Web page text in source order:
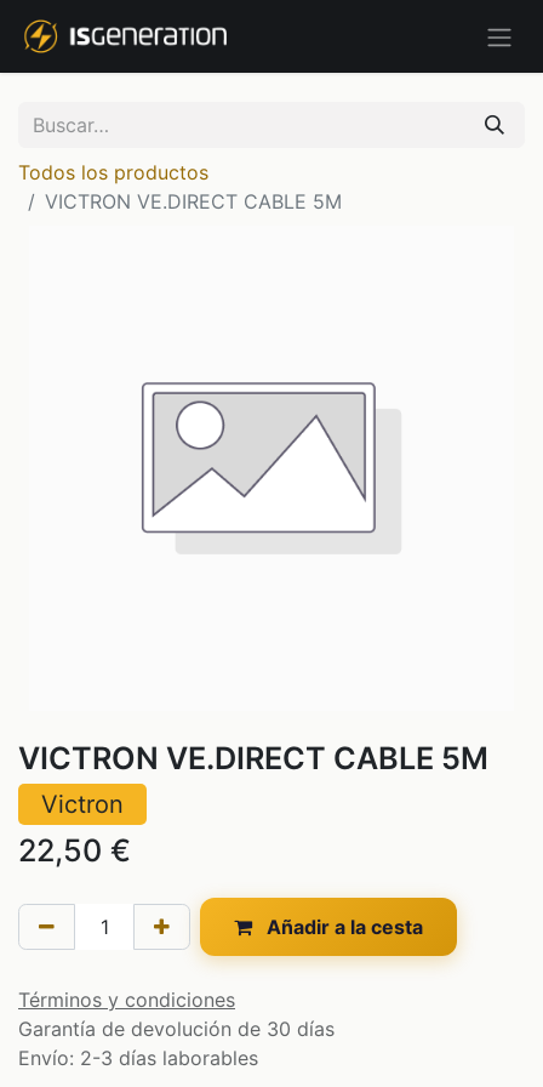
Todos los productos
VICTRON VE.DIRECT CABLE 5M
VICTRON VE.DIRECT CABLE 5M
Victron
22,50 €
Añadir a la cesta
Términos y condiciones
Garantía de devolución de 30 días
Envío: 2-3 días laborables